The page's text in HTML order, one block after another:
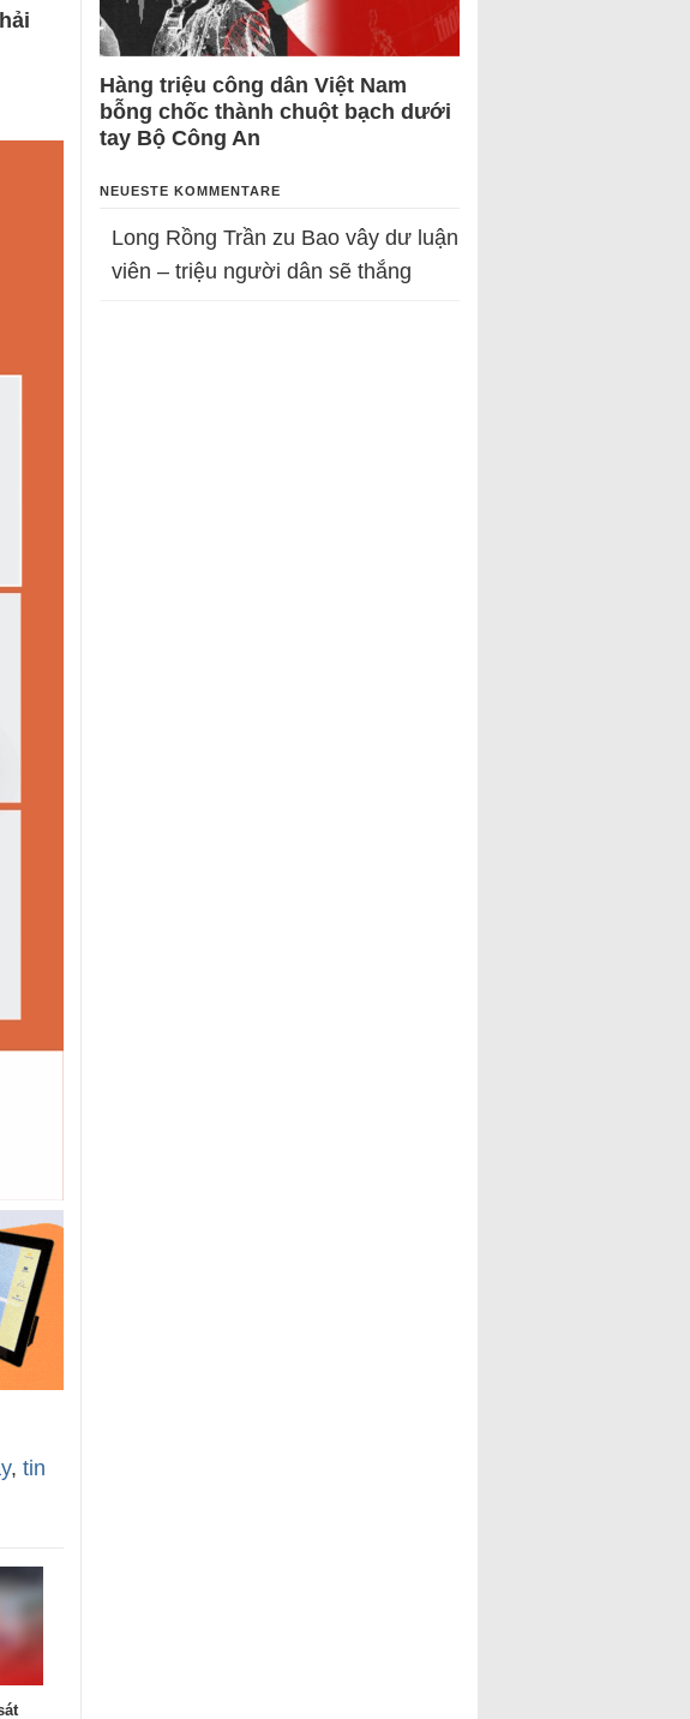
, tin
Hàng triệu công dân Việt Nam
bỗng chốc thành chuột bạch dưới
tay Bộ Công An
NEUESTE KOMMENTARE
Long Rồng Trần zu Bao vây dư luận
viên – triệu người dân sẽ thắng